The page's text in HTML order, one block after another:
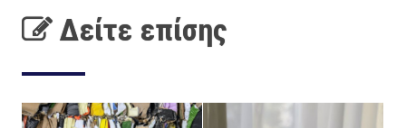
Δείτε επίσης